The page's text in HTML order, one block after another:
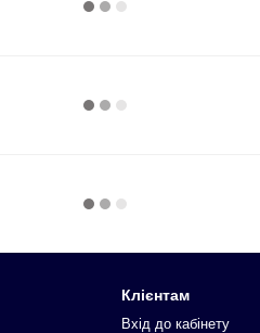
Клієнтам
Вхід до кабінету